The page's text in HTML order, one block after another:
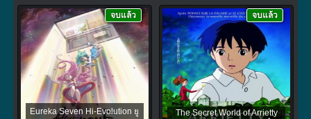
Eureka Seven Hi-Evolution ยู
จบแล้ว
The Secret World of Arrietty
จบแล้ว